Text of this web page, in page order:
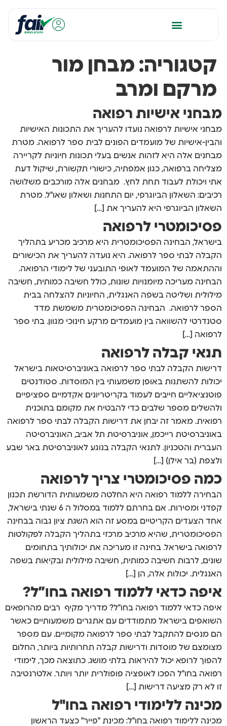
קטגוריה: מבחן מור
מרקם ומרב
מבחני אישיות רפואה
מבחני אישיות לרפואה נועדו להעריך את התכונות האישיות
והבין-אישיות של מועמדים הפונים לבית ספר לרפואה. מטרת
מבחנים אלה היא לזהות אנשים בעלי תכונות חיוניות לקריירה
מצליחה ברפואה, כגון אמפתיה, כישורי תקשורת, שיקול דעת
אתי ויכולת לעבוד תחת לחץ. מבחנים אלה מורכבים משלושה
רכיבים: השאלון הביוגרפי, יום התחנות ושאלון שאו"ל. מטרת
השאלון הביוגרפי היא להעריך את […]
פסיכומטרי לרפואה
בישראל, הבחינה הפסיכומטרית היא מרכיב מכריע בתהליך
הקבלה לבתי ספר לרפואה. היא נועדה להעריך את הכישורים
וההתאמה של המועמד לאופי התובעני של לימודי הרפואה.
הבחינה מעריכה מיומנויות שונות, כולל חשיבה כמותית, חשיבה
מילולית ושליטה בשפה האנגלית, החיוניות להצלחה בבית
הספר לרפואה. הבחינה הפסיכומטרית משמשת מדד
סטנדרטי להשוואה בין מועמדים מרקע חינוכי מגוון. בתי ספר
לרפואה […]
תנאי קבלה לרפואה
דרישות הקבלה לבתי ספר לרפואה באוניברסיטאות בישראל
יכולות להשתנות באופן משמעותי בין המוסדות. סטודנטים
פוטנציאליים חייבים לעמוד בקריטריונים אקדמיים ספציפיים
ולהשלים מספר שלבים כדי להבטיח את מקומם בתוכנית
רפואית. מאמר זה יבחן את דרישות הקבלה לבתי ספר לרפואה
באוניברסיטת רייכמן, אוניברסיטת תל אביב, האוניברסיטה
העברית והטכניון. לתנאי הקבלה בנוגע לאוניברסיטת באר שבע
ולצפת (בר אילן) […]
כמה פסיכומטרי צריך לרפואה
הבחירה ללמוד רפואה היא החלטה משמעותית הדורשת תכנון
קפדני ומסירות. אם בחרתם ללמוד במסלול ה 6 שנתי בישראל,
אחד הצעדים הקריטיים במסע זה הוא השגת ציון גבוה בבחינה
הפסיכומטרית, שהיא מרכיב מרכזי בתהליך הקבלה לפקולטות
לרפואה בישראל. בחינה זו מעריכה את יכולותיך בתחומים
שונים, לרבות חשיבה כמותית, חשיבה מילולית ובקיאות בשפה
האנגלית. יכולות אלה, הן […]
איפה כדאי ללמוד רפואה בחו”ל?
איפה כדאי ללמוד רפואה בחו"ל? מדריך מקיף רבים מהרופאים
השואפים בישראל מתמודדים עם אתגרים משמעותיים כאשר
הם מנסים להתקבל לבתי ספר לרפואה מקומיים. עם מספר
מצומצם של מוסדות ודרישות קבלה תחרותיות ביותר, החלום
להפוך לרופא יכול להיראות בלתי מושג. כתוצאה מכך, לימודי
רפואה בחו"ל הפכו לאופציה פופולרית יותר ויותר. אלטרנטיבה
זו לא רק מציעה דרישות […]
מכינה ללימודי רפואה בחו"ל
מכינה ללימוד רפואה בחו"ל: מכינת "פייר" כצעד הראשון